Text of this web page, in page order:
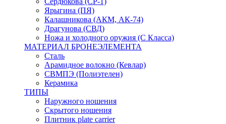
Ярыгина (ПЯ)
Калашникова (АКМ, АК-74)
Драгунова (СВД)
Ножа и холодного оружия (С Класса)
МАТЕРИАЛ БРОНЕЭЛЕМЕНТА
Сталь
Арамидное волокно (Кевлар)
СВМПЭ (Полиэтелен)
Керамика
ТИПЫ
Наружного ношения
Скрытого ношения
Плитник plate carrier